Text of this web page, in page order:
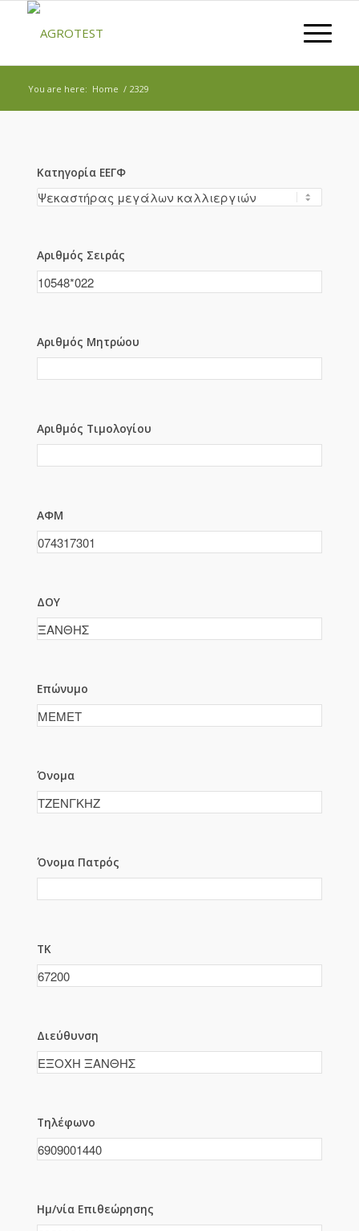
You are here: Home / 2329
Κατηγορία ΕΕΓΦ
Αριθμός Σειράς
Αριθμός Μητρώου
Αριθμός Τιμολογίου
ΑΦΜ
ΔΟΥ
Επώνυμο
Όνομα
Όνομα Πατρός
ΤΚ
Διεύθυνση
Τηλέφωνο
Ημ/νία Επιθεώρησης